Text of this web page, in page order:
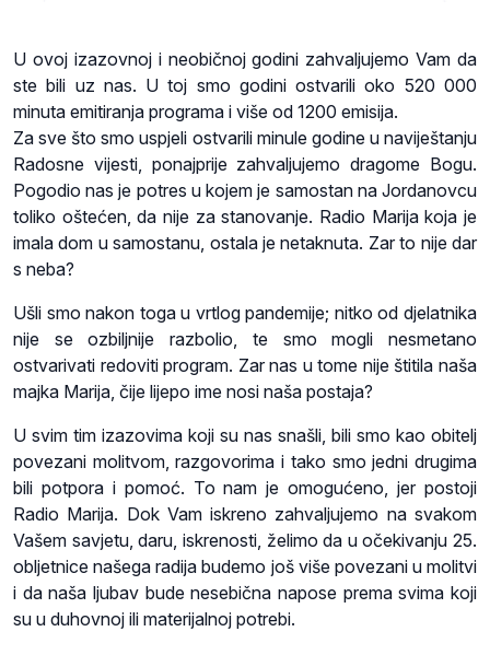
U ovoj izazovnoj i neobičnoj godini zahvaljujemo Vam da
ste bili uz nas. U toj smo godini ostvarili oko 520 000
minuta emitiranja programa i više od 1200 emisija.
Za sve što smo uspjeli ostvarili minule godine u naviještanju
Radosne vijesti, ponajprije zahvaljujemo dragome Bogu.
Pogodio nas je potres u kojem je samostan na Jordanovcu
toliko oštećen, da nije za stanovanje. Radio Marija koja je
imala dom u samostanu, ostala je netaknuta. Zar to nije dar
s neba?
Ušli smo nakon toga u vrtlog pandemije; nitko od djelatnika
nije se ozbiljnije razbolio, te smo mogli nesmetano
ostvarivati redoviti program. Zar nas u tome nije štitila naša
majka Marija, čije lijepo ime nosi naša postaja?
U svim tim izazovima koji su nas snašli, bili smo kao obitelj
povezani molitvom, razgovorima i tako smo jedni drugima
bili potpora i pomoć. To nam je omogućeno, jer postoji
Radio Marija. Dok Vam iskreno zahvaljujemo na svakom
Vašem savjetu, daru, iskrenosti, želimo da u očekivanju 25.
obljetnice našega radija budemo još više povezani u molitvi
i da naša ljubav bude nesebična napose prema svima koji
su u duhovnoj ili materijalnoj potrebi.